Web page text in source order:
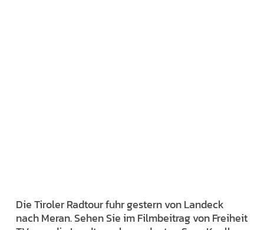
Die Tiroler Radtour fuhr gestern von Landeck
nach Meran. Sehen Sie im Filmbeitrag von Freiheit